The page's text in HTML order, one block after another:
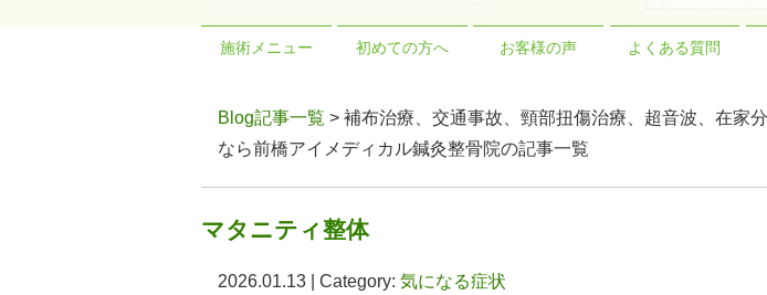
施術メニュー 初めての方へ お客様の声 よくある質問
Blog記事一覧 > 補布治療、交通事故、頸部扭傷治療、超音波、在家
なら前橋アイメディカル鍼灸整骨院の記事一覧
マタニティ整体
2026.01.13 | Category: 気になる症状